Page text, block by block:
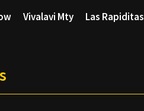
Vivalavi Mty Las Rapiditas